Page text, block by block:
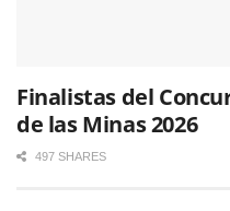
Finalistas del
de las Minas 2026
497 SHARES